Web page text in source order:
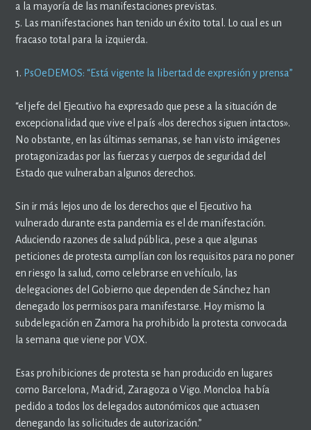
a la mayoría de las manifestaciones previstas.
5. Las manifestaciones han tenido un éxito total. Lo cual es un
fracaso total para la izquierda.
1. PsOeDEMOS: “Está vigente la libertad de expresión y prensa”
“el jefe del Ejecutivo ha expresado que pese a la situación de
excepcionalidad que vive el país «los derechos siguen intactos».
No obstante, en las últimas semanas, se han visto imágenes
protagonizadas por las fuerzas y cuerpos de seguridad del
Estado que vulneraban algunos derechos.
Sin ir más lejos uno de los derechos que el Ejecutivo ha
vulnerado durante esta pandemia es el de manifestación.
Aduciendo razones de salud pública, pese a que algunas
peticiones de protesta cumplían con los requisitos para no poner
en riesgo la salud, como celebrarse en vehículo, las
delegaciones del Gobierno que dependen de Sánchez han
denegado los permisos para manifestarse. Hoy mismo la
subdelegación en Zamora ha prohibido la protesta convocada
la semana que viene por VOX.
Esas prohibiciones de protesta se han producido en lugares
como Barcelona, Madrid, Zaragoza o Vigo. Moncloa había
pedido a todos los delegados autonómicos que actuasen
denegando las solicitudes de autorización.”